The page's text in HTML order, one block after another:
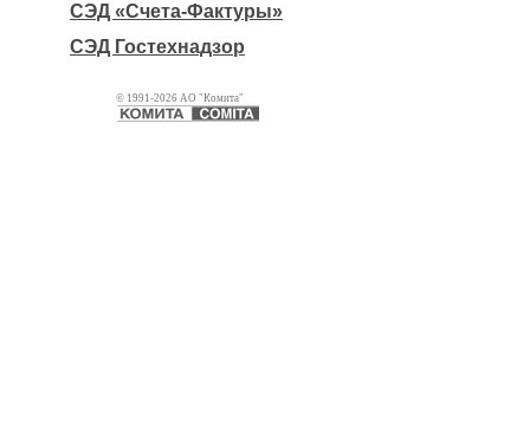
СЭД «Счета-Фактуры»
СЭД Гостехнадзор
© 1991-2026 АО "Комита"